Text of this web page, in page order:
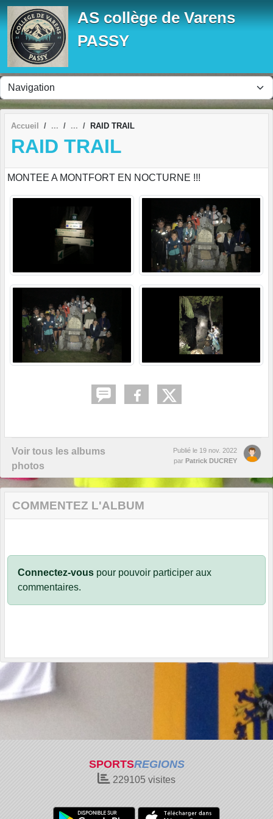
AS collège de Varens
PASSY
Accueil RAID TRAIL
RAID TRAIL
MONTEE A MONTFORT EN NOCTURNE !!!
Voir tous les albums
photos
Publié le 19 nov. 2022
par Patrick DUCREY
COMMENTEZ L'ALBUM
Connectez-vous pour pouvoir participer aux
commentaires.
SPORTSREGIONS
229105 visites
Panneau de gestion des cookies